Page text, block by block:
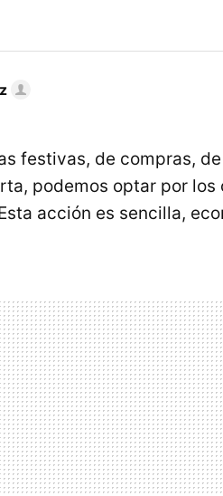
festivas, de compras,
podemos optar por
acción es sencilla,